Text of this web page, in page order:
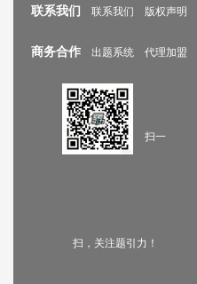
联系我们 联系我们 版权声明
商务合作 出题系统 代理加盟
扫一
扫，关注题引力！